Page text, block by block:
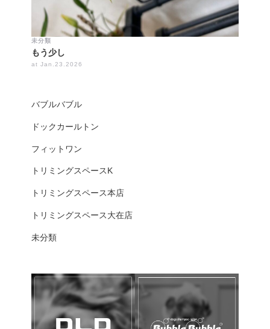
バブルバブル
ドックカールトン
フィットワン
トリミングスペースK
トリミングスペース本店
トリミングスペース大在店
未分類
未分類
もう少し
at Jan.23.2026